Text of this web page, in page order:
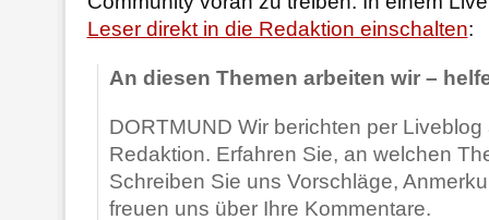
Leser direkt in die Redaktion einschalten:
An diesen Themen arbeiten wir –
DORTMUND Wir berichten per
Redaktion. Erfahren Sie, an welchen
Schreiben Sie uns Vorschläge,
freuen uns über Ihre Kommentare.